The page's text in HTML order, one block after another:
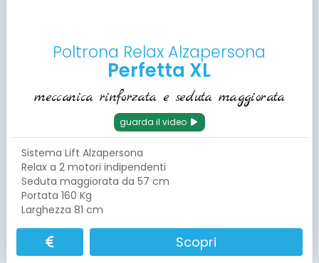
Poltrona Relax Alzapersona
Perfetta XL
meccanica rinforzata e seduta maggiorata
guarda il video
Sistema Lift Alzapersona
Relax a 2 motori indipendenti
Seduta maggiorata da 57 cm
Portata 160 Kg
Larghezza 81 cm
Scopri